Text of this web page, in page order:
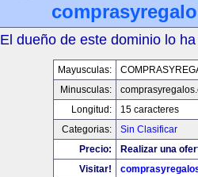
El dueño de este dominio lo
Mayusculas:
Minusculas:
Longitud:
15 caracteres
Categorias:
Sin Clasificar
Precio:
Realizar una
Visitar!